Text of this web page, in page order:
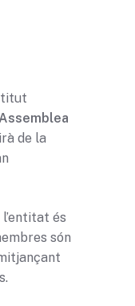
de la
és
són
Missió i valors
Com treballa l’Institut